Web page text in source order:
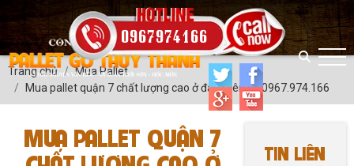
0967974166
Trang chủ
Mua Pallet
Mua pallet quận 7 chất lượng cao ở đâu? liên hệ 0967.974.166
MUA PALLET QUẬN 7
TIN LIÊN